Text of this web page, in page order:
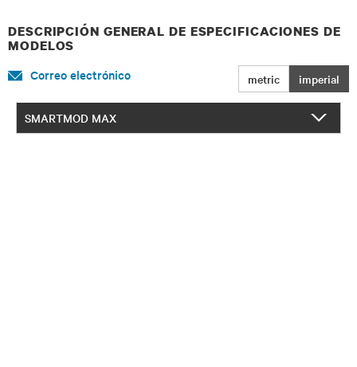
DESCRIPCIÓN GENERAL DE ESPECIFICACIONES DE
MODELOS
metric imperial
Correo electrónico
SMARTMOD MAX